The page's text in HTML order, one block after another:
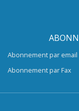
Abonnement par email
Abonnement par Fax